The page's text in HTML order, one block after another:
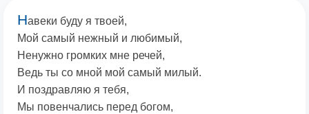
Навеки буду я твоей,
Мой самый нежный и любимый,
Ненужно громких мне речей,
Ведь ты со мной мой самый милый.
И поздравляю я тебя,
Мы повенчались перед богом,